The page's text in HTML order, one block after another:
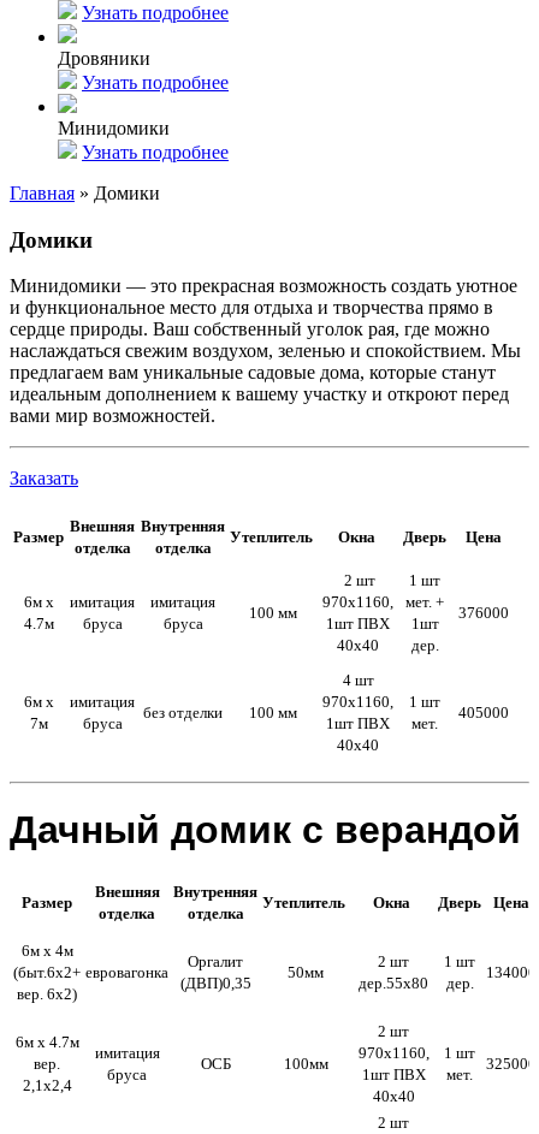
Узнать подробнее
Дровяники
Узнать подробнее
Минидомики
Узнать подробнее
Главная » Домики
Домики
Минидомики — это прекрасная возможность создать уютное
и функциональное место для отдыха и творчества прямо в
сердце природы. Ваш собственный уголок рая, где можно
наслаждаться свежим воздухом, зеленью и спокойствием. Мы
предлагаем вам уникальные садовые дома, которые станут
идеальным дополнением к вашему участку и откроют перед
вами мир возможностей.
Заказать
Размер
Внешняя
отделка
Внутренняя
отделка
Утеплитель Окна Дверь Цена
6м х
4.7м
имитация
бруса
имитация
бруса
100 мм
2 шт
970х1160,
1шт ПВХ
40х40
1 шт
мет. +
1шт
дер.
376000
6м х
7м
имитация
бруса
без отделки 100 мм
4 шт
970х1160,
1шт ПВХ
40х40
1 шт
мет.
405000
Дачный домик с верандой
Размер
Внешняя
отделка
Внутренняя
отделка
Утеплитель Окна Дверь Цена
6м х 4м
(быт.6х2+
вер. 6х2)
евровагонка
Оргалит
(ДВП)0,35
50мм
2 шт
дер.55х80
1 шт
дер.
134000
6м х 4.7м
вер.
2,1х2,4
имитация
бруса
ОСБ 100мм
2 шт
970х1160,
1шт ПВХ
40х40
1 шт
мет.
325000
2 шт